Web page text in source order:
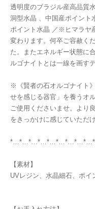
透明度のブラジル産高品質
洞型水晶 、中国産ポイント
ポイント水晶 ／※ヒマラヤ
変わります。何卒ご容赦く
た。またエネルギー状態に
ルゴナイトとは一線を画す
※《賢者の石オルゴナイト
せを感じる器官」を養うオ
ご使用くださいませ。より
をきっかけに感じていただ
【素材】
UVレジン、水晶細石、ポイ